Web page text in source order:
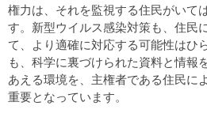
権力は、それを監視する住民がいて
す。新型ウイルス感染対策も、住民
て、より適確に対応する可能性はひ
も、科学に裏づけられた資料と情報
あえる環境を、主権者である住民に
重要となっています。